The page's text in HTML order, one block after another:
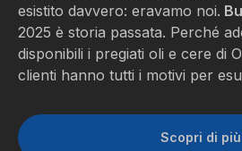
Ulteriori
informazioni
esistito davvero: eravamo noi.
2025 è storia passata. Perché
disponibili i pregiati oli e cere di
clienti hanno tutti i motivi per
Scopri di più